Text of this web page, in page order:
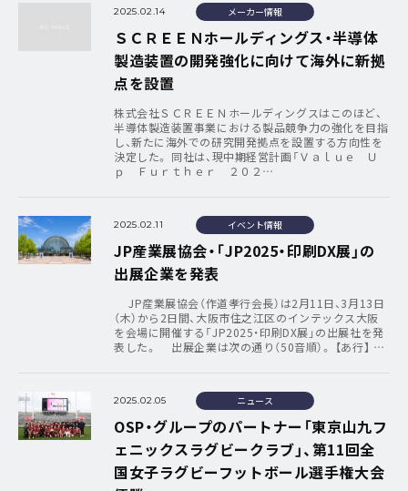
2025.02.14 メーカー情報
ＳＣＲＥＥＮホールディングス・半導体
製造装置の開発強化に向けて海外に新拠
点を設置
株式会社ＳＣＲＥＥＮホールディングスはこのほど、
半導体製造装置事業における製品競争力の強化を目指
し、新たに海外での研究開発拠点を設置する方向性を
決定した。 同社は、現中期経営計画「Ｖａｌｕｅ Ｕ
ｐ Ｆｕｒｔｈｅｒ ２０２…
2025.02.11 イベント情報
JP産業展協会・「JP2025・印刷DX展」の
出展企業を発表
JP産業展協会（作道孝行会長）は2月11日、3月13日
（木）から2日間、大阪市住之江区のインテックス大阪
を会場に開催する「JP2025・印刷DX展」の出展社を発
表した。 出展企業は次の通り（50音順）。 【あ行】 …
2025.02.05 ニュース
OSP・グループのパートナー「東京山九フ
ェニックスラグビークラブ」、第11回全
国女子ラグビーフットボール選手権大会